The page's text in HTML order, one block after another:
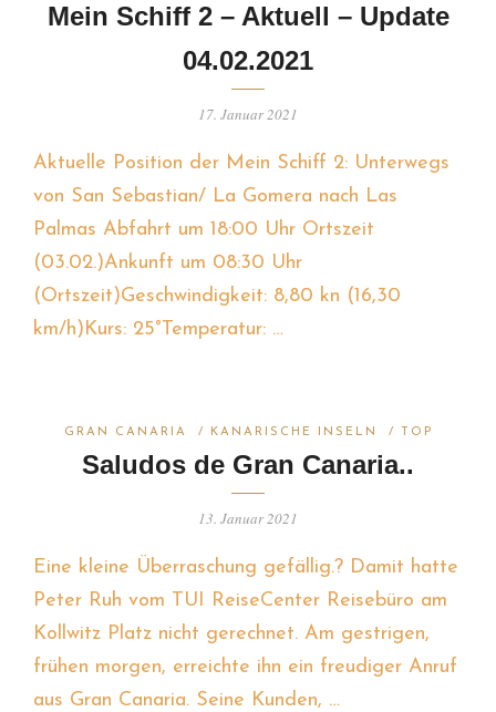
Mein Schiff 2 – Aktuell – Update
04.02.2021
17. Januar 2021
Aktuelle Position der Mein Schiff 2: Unterwegs
von San Sebastian/ La Gomera nach Las
Palmas Abfahrt um 18:00 Uhr Ortszeit
(03.02.)Ankunft um 08:30 Uhr
(Ortszeit)Geschwindigkeit: 8,80 kn (16,30
km/h)Kurs: 25°Temperatur: …
GRAN CANARIA / KANARISCHE INSELN / TOP
Saludos de Gran Canaria..
13. Januar 2021
Eine kleine Überraschung gefällig.? Damit hatte
Peter Ruh vom TUI ReiseCenter Reisebüro am
Kollwitz Platz nicht gerechnet. Am gestrigen,
frühen morgen, erreichte ihn ein freudiger Anruf
aus Gran Canaria. Seine Kunden, …